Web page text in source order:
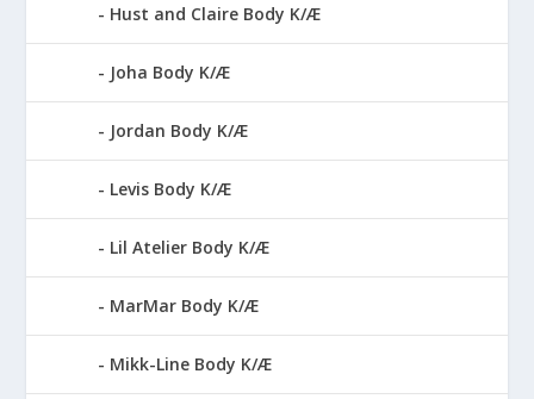
Hust and Claire Body K/Æ
Joha Body K/Æ
Jordan Body K/Æ
Levis Body K/Æ
Lil Atelier Body K/Æ
MarMar Body K/Æ
Mikk-Line Body K/Æ